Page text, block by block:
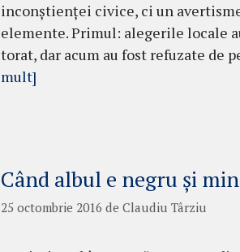
in­con­ştienţei civice, ci un
ele­men­te. Primul: ale­gerile locale
torat, dar acum au fost refuzate de
mult]
Când albul e negru şi
25 octombrie 2016 de Claudiu Târziu